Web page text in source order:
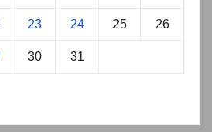
23 24 25 26
30 31